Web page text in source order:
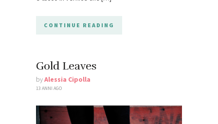
CONTINUE READING
Gold Leaves
byAlessia Cipolla
13 ANNI AGO